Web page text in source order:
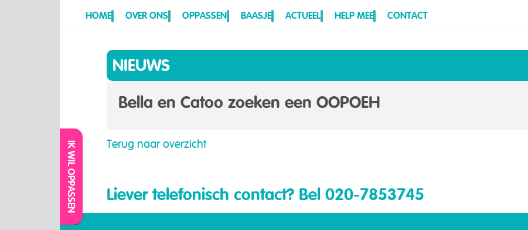
HOME OVER ONS OPPASSEN BAASJE ACTUEEL HELP MEE CONTACT
IK WIL OPPASSEN
NIEUWS
Bella en Catoo zoeken een OOPOEH
Terug naar overzicht
Liever telefonisch contact? Bel 020-7853745